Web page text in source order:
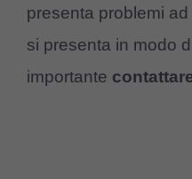
presenta problemi
si presenta in modo
importante